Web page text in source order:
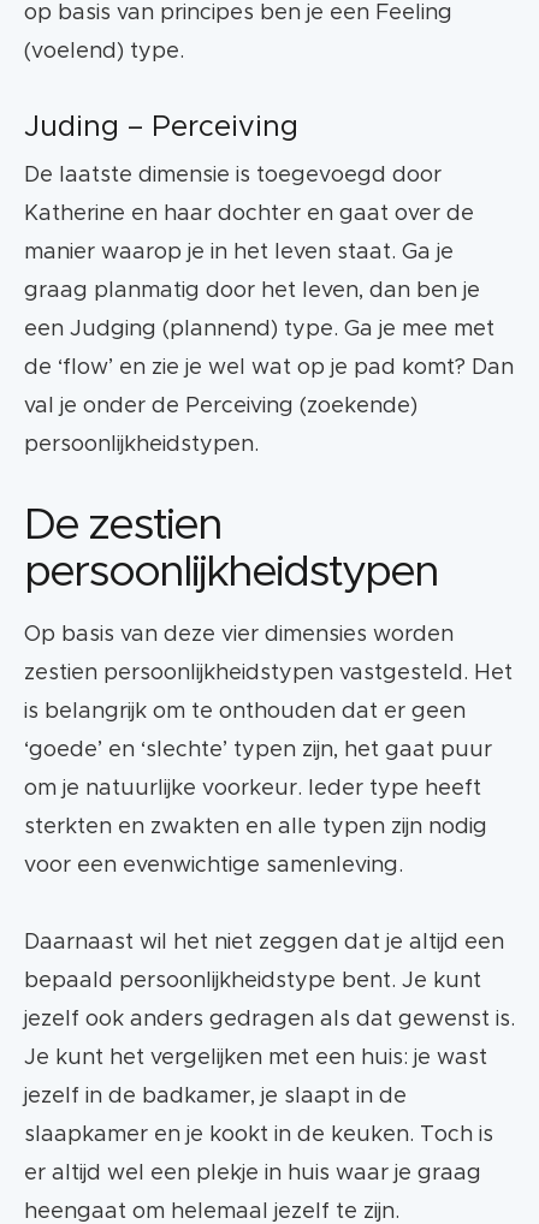
op basis van principes ben je een Feeling
(voelend) type.
Juding – Perceiving
De laatste dimensie is toegevoegd door
Katherine en haar dochter en gaat over de
manier waarop je in het leven staat. Ga je
graag planmatig door het leven, dan ben je
een Judging (plannend) type. Ga je mee met
de ‘flow’ en zie je wel wat op je pad komt? Dan
val je onder de Perceiving (zoekende)
persoonlijkheidstypen.
De zestien
persoonlijkheidstypen
Op basis van deze vier dimensies worden
zestien persoonlijkheidstypen vastgesteld. Het
is belangrijk om te onthouden dat er geen
‘goede’ en ‘slechte’ typen zijn, het gaat puur
om je natuurlijke voorkeur. Ieder type heeft
sterkten en zwakten en alle typen zijn nodig
voor een evenwichtige samenleving.
Daarnaast wil het niet zeggen dat je altijd een
bepaald persoonlijkheidstype bent. Je kunt
jezelf ook anders gedragen als dat gewenst is.
Je kunt het vergelijken met een huis: je wast
jezelf in de badkamer, je slaapt in de
slaapkamer en je kookt in de keuken. Toch is
er altijd wel een plekje in huis waar je graag
heengaat om helemaal jezelf te zijn.